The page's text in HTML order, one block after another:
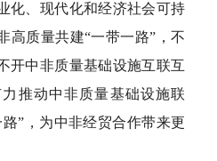
化、现代化和经济社会可持
高质量共建“一带一路”，不
开中非质量基础设施互联互
推动中非质量基础设施联
”，为中非经贸合作带来更